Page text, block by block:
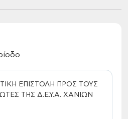
ΕΠΙΣΤΟΛΗ ΠΡΟΣ ΤΟΥΣ
ΤΗΣ Δ.Ε.Υ.Α. ΧΑΝΙΩΝ